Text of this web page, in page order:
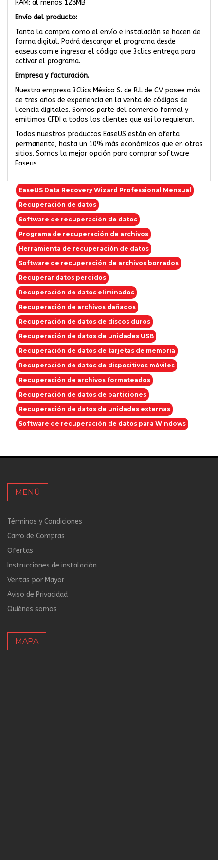
RAM: al menos 128MB
Envío del producto:
Tanto la compra como el envío e instalación se hacen de
forma digital. Podrá descargar el programa desde
easeus.com e ingresar el código que 3clics entrega para
activar el programa.
Empresa y facturación.
Nuestra empresa 3Clics México S. de R.L de C.V posee más
de tres años de experiencia en la venta de códigos de
licencia digitales. Somos parte del comercio formal y
emitimos CFDI a todos los clientes que así lo requieran.
Todos nuestros productos EaseUS están en oferta
permanente, hasta un 10% más económicos que en otros
sitios. Somos la mejor opción para comprar software
Easeus.
EaseUS Data Recovery Wizard Professional Mensual
Recuperación de datos
Software de recuperación de datos
Programa de recuperación de archivos
Herramienta de recuperación de datos
Software de recuperación de archivos borrados
Recuperar datos perdidos
Recuperación de datos eliminados
Recuperación de archivos dañados
Recuperación de datos de discos duros
Recuperación de datos de unidades USB
Recuperación de datos de tarjetas de memoria
Recuperación de datos de dispositivos móviles
Recuperación de archivos formateados
Recuperación de datos de particiones
Recuperación de datos de unidades externas
Software de recuperación de datos para Windows
MENÚ
Términos y Condiciones
Carro de Compras
Ofertas
Instrucciones de instalación
Ventas por Mayor
Aviso de Privacidad
Quiénes somos
MAPA